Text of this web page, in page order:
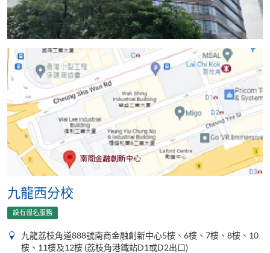
九龍西分校
設有報名服務
九龍荔枝角道888號南商金融創新中心5樓、6樓、7樓、8樓、10
樓、11樓及12樓 (荔枝角港鐵站D1或D2出口)